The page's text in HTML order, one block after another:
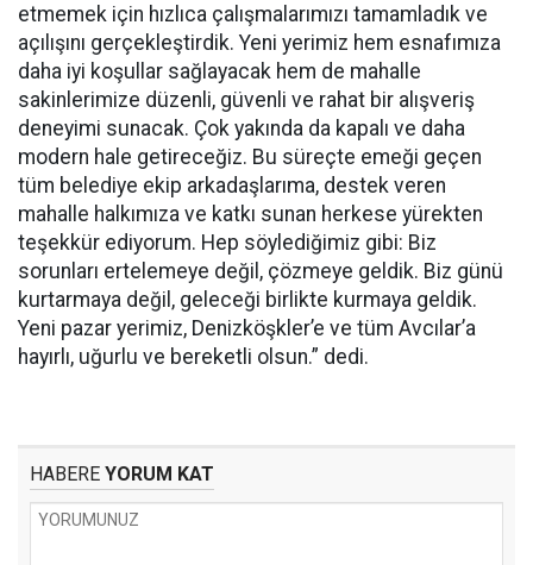
etmemek için hızlıca çalışmalarımızı tamamladık ve
açılışını gerçekleştirdik. Yeni yerimiz hem esnafımıza
daha iyi koşullar sağlayacak hem de mahalle
sakinlerimize düzenli, güvenli ve rahat bir alışveriş
deneyimi sunacak. Çok yakında da kapalı ve daha
modern hale getireceğiz. Bu süreçte emeği geçen
tüm belediye ekip arkadaşlarıma, destek veren
mahalle halkımıza ve katkı sunan herkese yürekten
teşekkür ediyorum. Hep söylediğimiz gibi: Biz
sorunları ertelemeye değil, çözmeye geldik. Biz günü
kurtarmaya değil, geleceği birlikte kurmaya geldik.
Yeni pazar yerimiz, Denizköşkler’e ve tüm Avcılar’a
hayırlı, uğurlu ve bereketli olsun.” dedi.
HABERE YORUM KAT